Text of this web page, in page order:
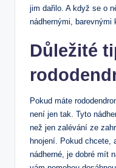
jim dařilo. A když se o
nádhernými, barevnými
Důležité
Pokud máte
není ⁢jen tak. Tyto
než jen zalévání‌ ze
hnojení.​ Pokud chcete,
nádherné, je dobré mít